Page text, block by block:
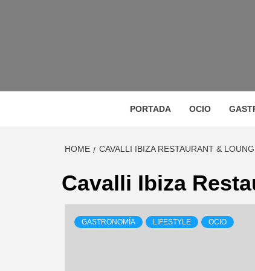
MAGAZINE DE GASTRONOMÍA,
PORTADA OCIO
HOME CAVALLI IBIZA RESTAURANT &
Cavalli Ibiza
GASTRONOMÍA LIFESTYLE OCIO